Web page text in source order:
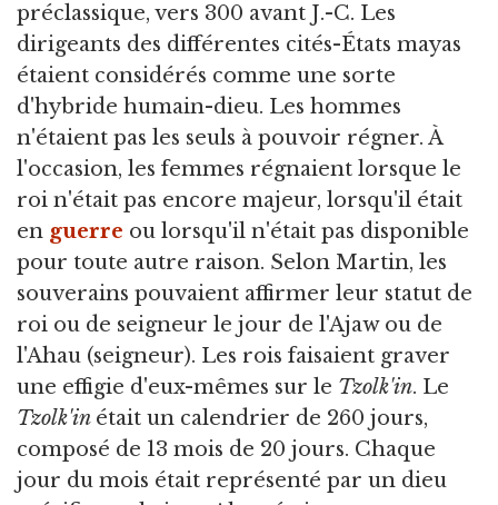
préclassique, vers 300 avant J.-C. Les
dirigeants des différentes cités-États mayas
étaient considérés comme une sorte
d'hybride humain-dieu. Les hommes
n'étaient pas les seuls à pouvoir régner. À
l'occasion, les femmes régnaient lorsque le
roi n'était pas encore majeur, lorsqu'il était
en guerre ou lorsqu'il n'était pas disponible
pour toute autre raison. Selon Martin, les
souverains pouvaient affirmer leur statut de
roi ou de seigneur le jour de l'Ajaw ou de
l'Ahau (seigneur). Les rois faisaient graver
une effigie d'eux-mêmes sur le Tzolk'in. Le
Tzolk'in était un calendrier de 260 jours,
composé de 13 mois de 20 jours. Chaque
jour du mois était représenté par un dieu